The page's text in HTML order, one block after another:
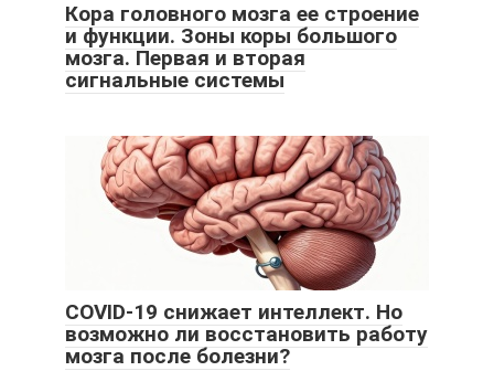
Кора головного мозга ее строение
и функции. Зоны коры большого
мозга. Первая и вторая
сигнальные системы
COVID-19 снижает интеллект. Но
возможно ли восстановить работу
мозга после болезни?